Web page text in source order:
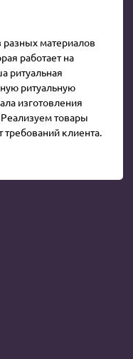
разных материалов
работает на
ритуальная
ритуальную
изготовления
товары
требований клиента.